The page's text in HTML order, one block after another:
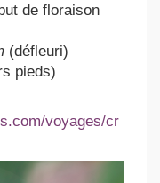
de floraison
(défleuri)
pieds)
voyages/cr